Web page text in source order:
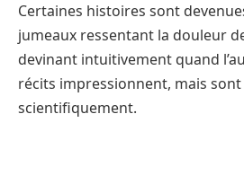
Certaines histoires sont
jumeaux ressentant la douleur
devinant intuitivement quand
récits impressionnent, mais
scientifiquement.